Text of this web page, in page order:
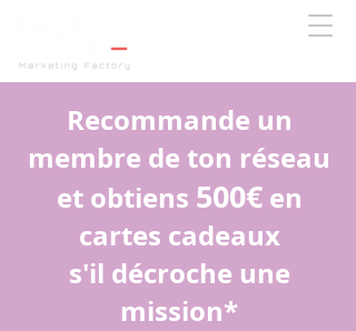
Recommande un
membre de ton réseau
et obtiens 500€en
cartes cadeaux
s'il décroche une
mission*